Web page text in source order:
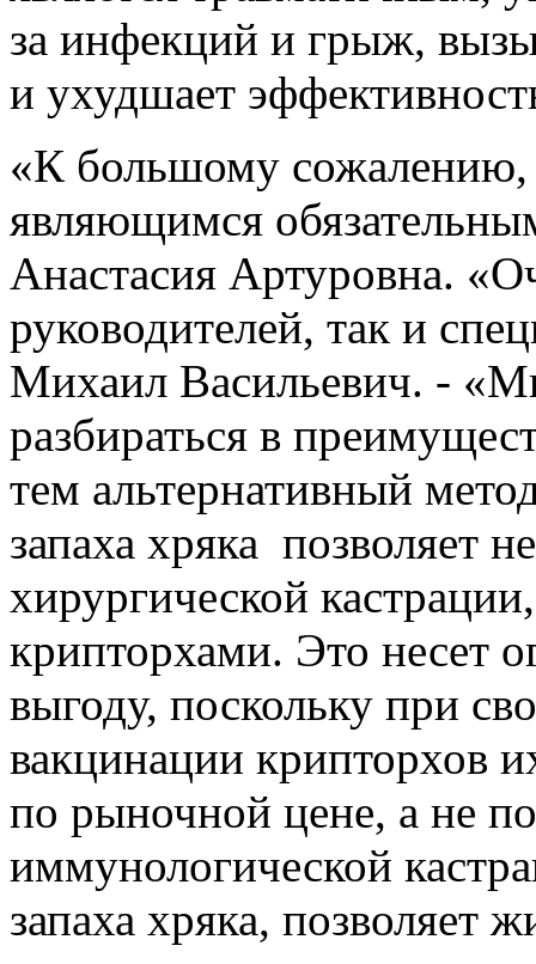
за инфекций и грыж,
и ухудшает
«К большому сожалению,
являющимся
Анастасия Артуровна.
руководителей, так и
Михаил Васильевич. -
разбираться в
тем альтернативный
запаха хряка позволяет
хирургической
крипторхами. Это несет
выгоду, поскольку при
вакцинации крипторхов
по рыночной цене, а не
иммунологической
запаха хряка, позволяет